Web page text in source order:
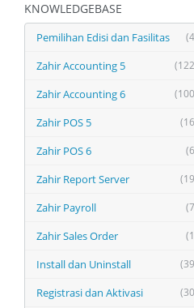
KNOWLEDGEBASE
Pemilihan Edisi dan Fasilitas
Zahir Accounting 5
Zahir Accounting 6
Zahir POS 5
Zahir POS 6
Zahir Report Server
Zahir Payroll
Zahir Sales Order
Install dan Uninstall
Registrasi dan Aktivasi